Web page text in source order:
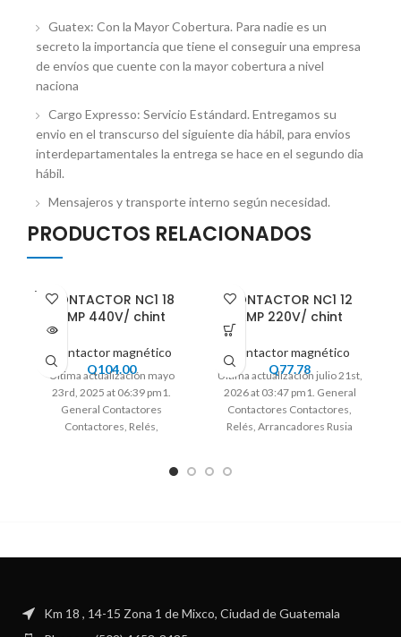
Guatex: Con la Mayor Cobertura. Para nadie es un
secreto la importancia que tiene el conseguir una empresa
de envíos que cuente con la mayor cobertura a nivel
naciona
Cargo Expresso: Servicio Estándard. Entregamos su
envio en el transcurso del siguiente dia hábil, para envios
interdepartamentales la entrega se hace en el segundo dia
hábil.
Mensajeros y transporte interno según necesidad.
PRODUCTOS RELACIONADOS
VENDI
DO
CONTACTOR NC1 18
AMP 440V/ chint
Contactor magnético
Q104.00
Ultima actualización mayo
23rd, 2025 at 06:39 pm1.
General Contactores
Contactores, Relés,
CONTACTOR NC1 12
AMP 220V/ chint
Contactor magnético
Q77.78
Ultima actualización julio 21st,
2026 at 03:47 pm1. General
Contactores Contactores,
Relés, Arrancadores Rusia
Km 18 , 14-15 Zona 1 de Mixco, Ciudad de Guatemala